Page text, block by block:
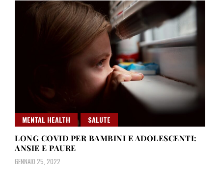
MENTAL HEALTH
SALUTE
LONG COVID PER BAMBINI E ADOLESCENTI:
ANSIE E PAURE
GENNAIO 25, 2022